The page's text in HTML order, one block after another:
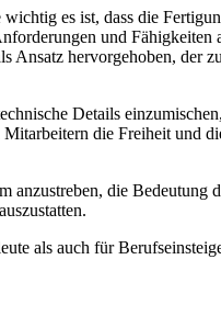
es ist, dass die
und Fähigkeiten
hervorgehoben, der
Details
die Freiheit und
anzustreben, die
als auch für